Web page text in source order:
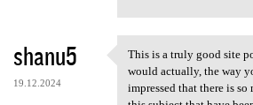
shanu5
19.12.2024
This is a truly good
This is a truly good site
would actually, the way
impressed that there is